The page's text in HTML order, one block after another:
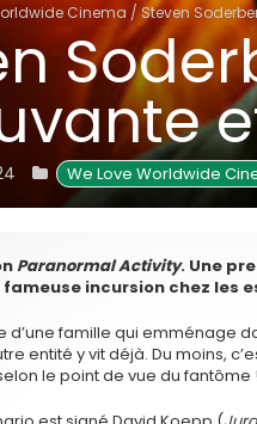
Cinema / Steven
We Love Worldwide
Paranormal Activity. Une
incursion chez les
d’une famille qui emménage
entité y vit déjà. Du moins,
le point de vue du fantôme !